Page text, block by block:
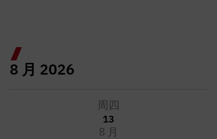
8 月 2026
周四
13
8 月